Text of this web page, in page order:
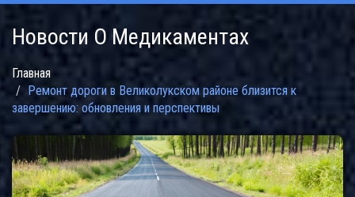
Новости О Медикаментах
Главная
Ремонт дороги в Великолукском районе близится к
завершению: обновления и перспективы